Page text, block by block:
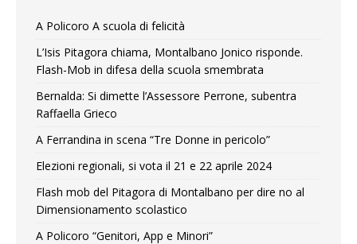
A Policoro A scuola di felicità
L’Isis Pitagora chiama, Montalbano Jonico risponde.
Flash-Mob in difesa della scuola smembrata
Bernalda: Si dimette l’Assessore Perrone, subentra
Raffaella Grieco
A Ferrandina in scena “Tre Donne in pericolo”
Elezioni regionali, si vota il 21 e 22 aprile 2024
Flash mob del Pitagora di Montalbano per dire no al
Dimensionamento scolastico
A Policoro “Genitori, App e Minori”